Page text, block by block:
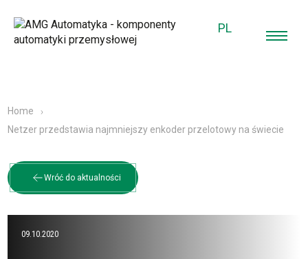
PL
Home
Netzer przedstawia najmniejszy enkoder przelotowy na świecie
Wróć do aktualności
09.10.2020